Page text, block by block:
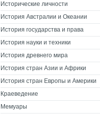
Исторические личности
История Австралии и Океании
История государства и права
История науки и техники
История древнего мира
История стран Азии и Африки
История стран Европы и Америки
Краеведение
Мемуары